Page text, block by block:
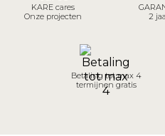
KARE cares
Onze projecten
2
Betaling tot max 4
termijnen gratis